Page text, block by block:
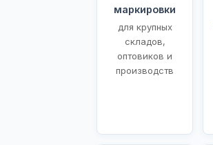
маркировки
для крупных
складов,
оптовиков и
производств